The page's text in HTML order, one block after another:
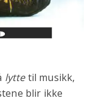
lyttetil musikk,
blir ikke